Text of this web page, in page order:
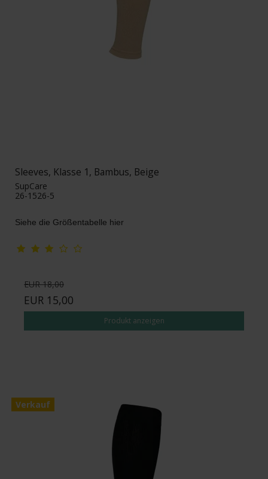
Sleeves, Klasse 1, Bambus, Beige
SupCare
26-1526-5
Siehe die Größentabelle hier
EUR 18,00
EUR 15,00
Produkt anzeigen
Verkauf